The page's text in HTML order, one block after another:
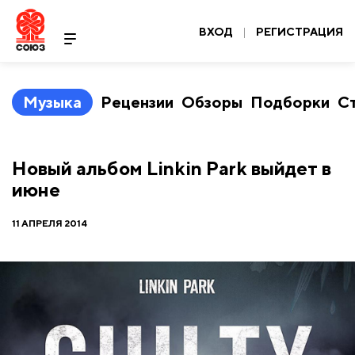
ВХОД | РЕГИСТРАЦИЯ
Музыка Рецензии Обзоры Подборки
Новый альбом Linkin Park выйдет в
июне
11 АПРЕЛЯ 2014